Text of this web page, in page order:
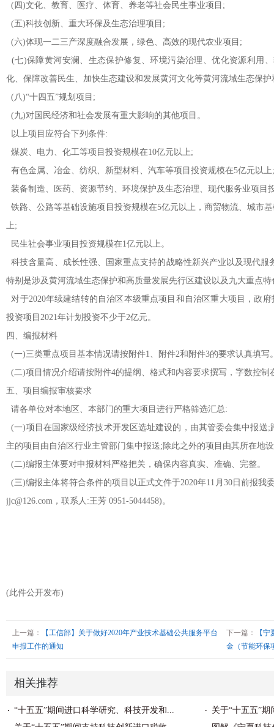
(四)文化、教育、医疗、体育、养老等社会民生事业项目;
(五)科技创新、重大环保及生态治理项目;
(六)体现一二三产深度融合发展，绿色、高效的现代农业项目;
(七)保障黄河安澜、生态保护修复、环境污染治理、优化资源利用
化、保障改善民生、加快生态建设和发展黄河文化等黄河流域生态保
(八)“十四五”规划项目;
(九)对国民经济和社会发展有重大影响的其他项目。
以上项目应符合下列条件:
煤炭、电力、化工等项目投资规模在10亿元以上;
有色金属、冶金、纺织、新型材料、汽车等项目投资规模在5亿元以上;
装备制造、医药、资源节约、环境保护及生态治理、现代服务业项目
铁路、公路等基础设施项目投资规模在5亿元以上，商贸物流、城市
上;
民生社会事业项目投资规模在1亿元以上。
科技含量高、成长性强、国家重点支持的战略性新兴产业以及现代服
特别是涉及黄河流域生态保护和高质量发展先行区建设以及九大重点
对于2020年续建结转的自治区本级重点项目和自治区重大项目，政
投资项目2021年计划投资不少于2亿元。
四、编报材料
(一)三类重点项目基本情况请按附件1、附件2和附件3的要求认真填写
(二)项目情况介绍请按附件4的提纲、格式和内容要求撰写，字数控制
五、项目编报审核要求
请各单位对本地区、本部门的重大项目进行严格筛选汇总:
(一)项目在国家级经济技术开发区选址建设的，由其管委会集中报送
主的项目由自治区行业主管部门集中报送;除此之外的项目由其所在地
(二)编报主体要对申报材料严格把关，确保内容真实、准确、完整。
(三)编报主体将符合条件的项目以正式文件于2020年11月30日前报我
jjc@126.com，联系人:王芳 0951-5044458)。
(此件公开发布)
上一篇：
【工信部】关于做好2020年产业技术基础公共服务平台
申报工作的通知
下一篇：
【
金（节能环保
相关推荐
“十五五”期间进口科学研究、科技开发和...
关于“十五五”